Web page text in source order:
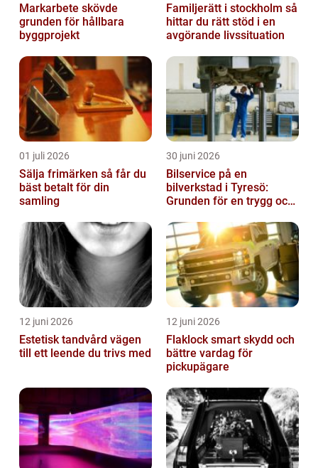
Markarbete skövde
grunden för hållbara
byggprojekt
Familjerätt i stockholm så
hittar du rätt stöd i en
avgörande livssituation
01 juli 2026
Sälja frimärken så får du
bäst betalt för din
samling
30 juni 2026
Bilservice på en
bilverkstad i Tyresö:
Grunden för en trygg och
12 juni 2026
Estetisk tandvård vägen
till ett leende du trivs med
12 juni 2026
Flaklock smart skydd och
bättre vardag för
pickupägare